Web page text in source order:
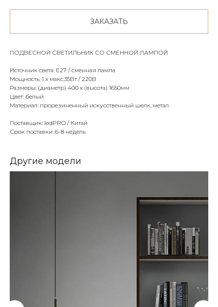
ЗАКАЗАТЬ
ПОДВЕСНОЙ СВЕТИЛЬНИК СО СМЕННОЙ ЛАМПОЙ
Источник света: Е27 / сменная лампа
Мощность: 1 х макс.35Вт / 220В
Размеры: (диаметр) 400 х (высота) 1650мм
Цвет: белый
Материал: прорезиненный искусственный шелк, метал
Поставщик: ledPRO / Китай
Срок поставки: 6-8 недель
Другие модели